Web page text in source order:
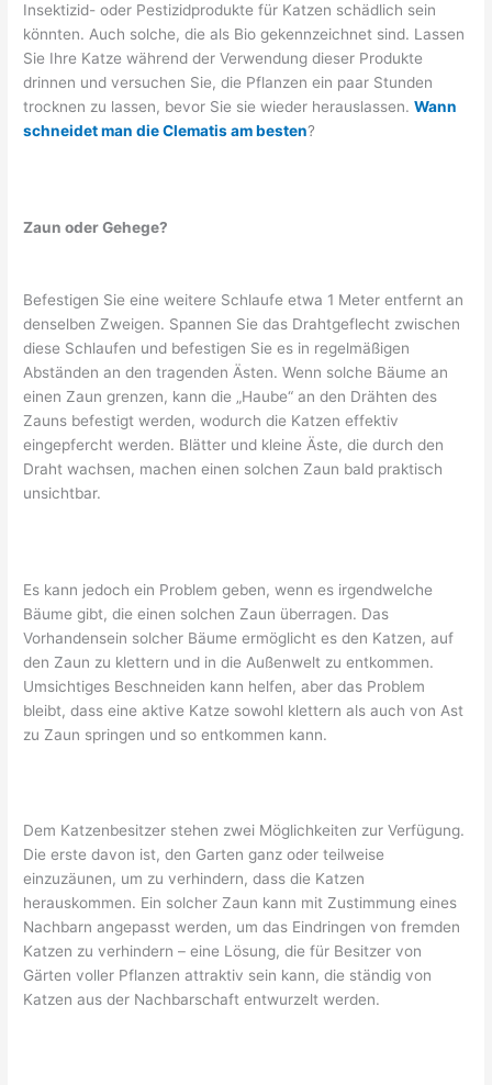
Insektizid- oder Pestizidprodukte für Katzen schädlich sein
könnten. Auch solche, die als Bio gekennzeichnet sind. Lassen
Sie Ihre Katze während der Verwendung dieser Produkte
drinnen und versuchen Sie, die Pflanzen ein paar Stunden
trocknen zu lassen, bevor Sie sie wieder herauslassen.Wann
schneidet man die Clematis am besten?
Zaun oder Gehege?
Befestigen Sie eine weitere Schlaufe etwa 1 Meter entfernt an
denselben Zweigen. Spannen Sie das Drahtgeflecht zwischen
diese Schlaufen und befestigen Sie es in regelmäßigen
Abständen an den tragenden Ästen. Wenn solche Bäume an
einen Zaun grenzen, kann die „Haube“ an den Drähten des
Zauns befestigt werden, wodurch die Katzen effektiv
eingepfercht werden. Blätter und kleine Äste, die durch den
Draht wachsen, machen einen solchen Zaun bald praktisch
unsichtbar.
Es kann jedoch ein Problem geben, wenn es irgendwelche
Bäume gibt, die einen solchen Zaun überragen. Das
Vorhandensein solcher Bäume ermöglicht es den Katzen, auf
den Zaun zu klettern und in die Außenwelt zu entkommen.
Umsichtiges Beschneiden kann helfen, aber das Problem
bleibt, dass eine aktive Katze sowohl klettern als auch von Ast
zu Zaun springen und so entkommen kann.
Dem Katzenbesitzer stehen zwei Möglichkeiten zur Verfügung.
Die erste davon ist, den Garten ganz oder teilweise
einzuzäunen, um zu verhindern, dass die Katzen
herauskommen. Ein solcher Zaun kann mit Zustimmung eines
Nachbarn angepasst werden, um das Eindringen von fremden
Katzen zu verhindern – eine Lösung, die für Besitzer von
Gärten voller Pflanzen attraktiv sein kann, die ständig von
Katzen aus der Nachbarschaft entwurzelt werden.